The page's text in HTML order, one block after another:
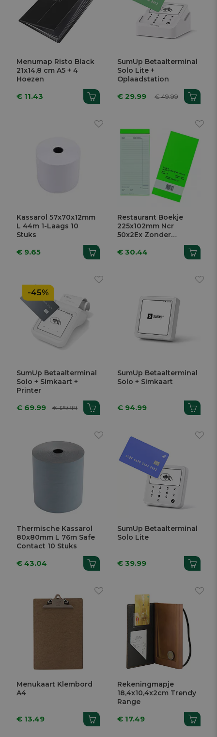
Menumap Risto Black
21x14,8 cm A5 + 4
Hoezen
€ 11.43
SumUp Betaalterminal
Solo Lite +
Oplaadstation
€ 29.99 € 49.99
Kassarol 57x70x12mm
L 44m 1-Laags 10
Stuks
€ 9.65
Restaurant Boekje
225x102mm Ncr
50x2Ex Zonder
€ 30.44
-45%
SumUp Betaalterminal
Solo + Simkaart +
Printer
€ 69.99 € 129.99
SumUp Betaalterminal
Solo + Simkaart
€ 94.99
Thermische Kassarol
80x80mm L 76m Safe
Contact 10 Stuks
€ 43.04
SumUp Betaalterminal
Solo Lite
€ 39.99
Menukaart Klembord
A4
€ 13.49
Rekeningmapje
18,4x10,4x2cm Trendy
Range
€ 17.49